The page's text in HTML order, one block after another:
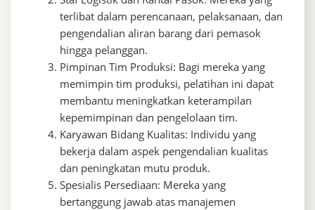
terlibat dalam perencanaan, pelaksanaan, dan
pengendalian aliran barang dari pemasok
hingga pelanggan.
Pimpinan Tim Produksi: Bagi mereka yang
memimpin tim produksi, pelatihan ini dapat
membantu meningkatkan keterampilan
kepemimpinan dan pengelolaan tim.
Karyawan Bidang Kualitas: Individu yang
bekerja dalam aspek pengendalian kualitas
dan peningkatan mutu produk.
Spesialis Persediaan: Mereka yang
bertanggung jawab atas manajemen